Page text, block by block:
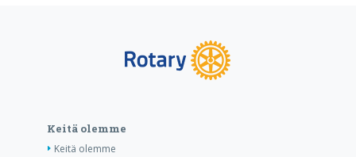
Keitä olemme
Keitä olemme